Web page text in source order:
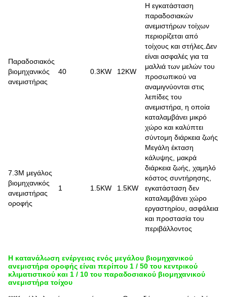
Παραδοσιακός
βιομηχανικός
ανεμιστήρας
40 0.3KW 12KW
Η εγκατάσταση
παραδοσιακών
ανεμιστήρων τοίχων
περιορίζεται από
τοίχους και στήλες.Δεν
είναι ασφαλές για τα
μαλλιά των μελών του
προσωπικού να
αναμιγνύονται στις
λεπίδες του
ανεμιστήρα, η οποία
καταλαμβάνει μικρό
χώρο και καλύπτει
σύντομη διάρκεια ζωής
7.3M μεγάλος
βιομηχανικός
ανεμιστήρας
οροφής
1 1.5KW 1.5KW
Μεγάλη έκταση
κάλυψης, μακρά
διάρκεια ζωής, χαμηλό
κόστος συντήρησης,
εγκατάσταση δεν
καταλαμβάνει χώρο
εργαστηρίου, ασφάλεια
και προστασία του
περιβάλλοντος
Η κατανάλωση ενέργειας ενός μεγάλου βιομηχανικού
ανεμιστήρα οροφής είναι περίπου 1 / 50 του κεντρικού
κλιματιστικού και 1 / 10 του παραδοσιακού βιομηχανικού
ανεμιστήρα τοίχου